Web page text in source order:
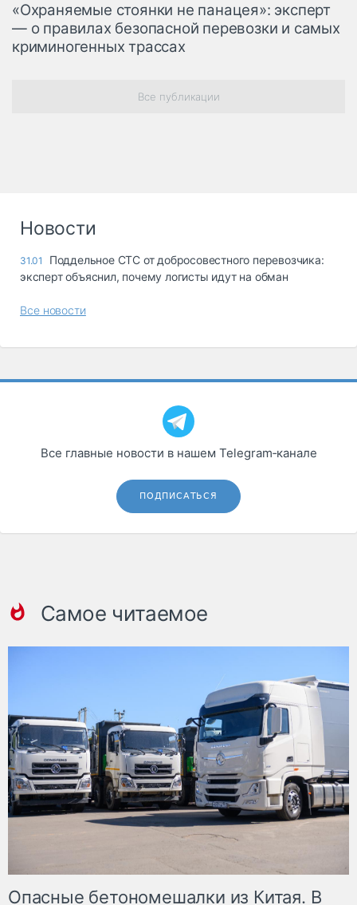
«Охраняемые стоянки не панацея»: эксперт
— о правилах безопасной перевозки и самых
криминогенных трассах
Все публикации
Новости
31.01
Поддельное СТС от добросовестного перевозчика:
эксперт объяснил, почему логисты идут на обман
Все новости
Все главные новости в нашем Telegram‑канале
ПОДПИСАТЬСЯ
Самое читаемое
Опасные бетономешалки из Китая. В